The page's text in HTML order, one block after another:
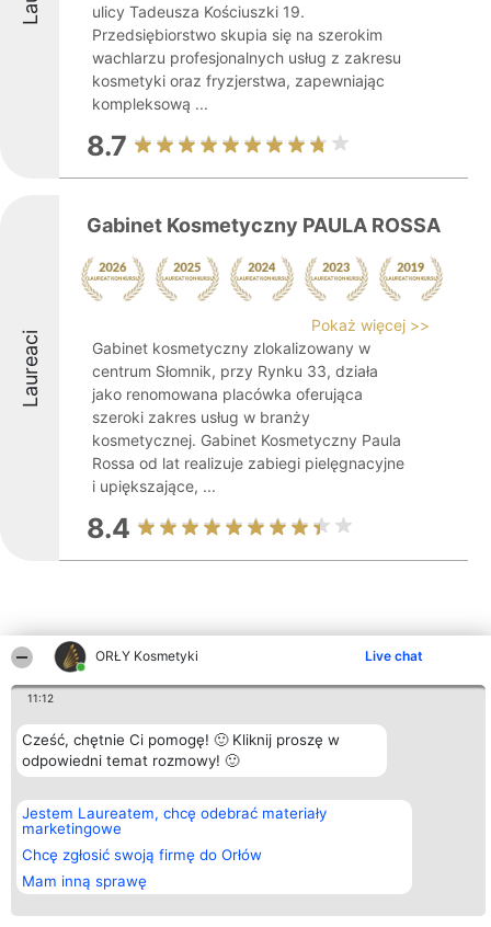
ORŁY Kosmetyki Live chat
11:12
Cześć, chętnie Ci pomogę! 🙂 Kliknij proszę w
odpowiedni temat rozmowy! 🙂
Jestem Laureatem, chcę odebrać materiały
marketingowe
Chcę zgłosić swoją firmę do Orłów
Mam inną sprawę
ulicy Tadeusza Kościuszki 19.
Przedsiębiorstwo skupia się na szerokim
wachlarzu profesjonalnych usług z zakresu
kosmetyki oraz fryzjerstwa, zapewniając
kompleksową ...
8.7
Laureaci
Gabinet Kosmetyczny PAULA ROSSA
Pokaż więcej >>
Gabinet kosmetyczny zlokalizowany w
centrum Słomnik, przy Rynku 33, działa
jako renomowana placówka oferująca
szeroki zakres usług w branży
kosmetycznej. Gabinet Kosmetyczny Paula
Rossa od lat realizuje zabiegi pielęgnacyjne
i upiększające, ...
8.4
Inne firmy z województwa
Organizator plebiscytu
Bright Side Solutions sp. z o.
o. sp. k.
ul. Ruska 22
Wrocław 50-079
KRS 0000749100 | Regon
381313360 | NIP 8943132676
+48 508 492 400
Plebiscyt
Laureaci
Lista
wszystkich
Laureatów
Regulamin
Polityka
Blog
List of
Articles